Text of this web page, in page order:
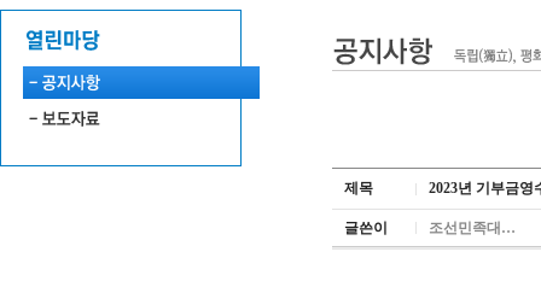
제목 2023년 기부금영
글쓴이 조선민족대…